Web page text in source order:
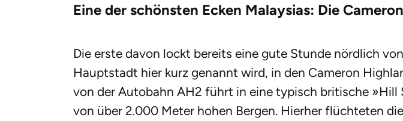
Eine der schönsten Ecken Malaysias: Die
Die erste davon lockt bereits eine gute Stunde nördlich
Hauptstadt hier kurz genannt wird, in den Cameron
von der Autobahn AH2 führt in eine typisch britische
von über 2.000 Meter hohen Bergen. Hierher flüchteten